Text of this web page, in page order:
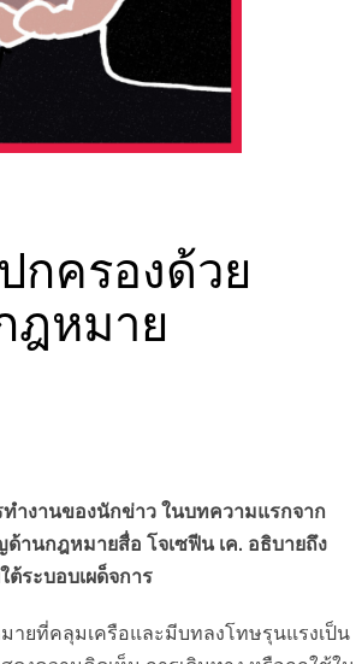
กครองด้วย
ฎหมาย
ำงานของนักข่าว ในบทความแรกจาก
านกฎหมายสื่อ โจเซฟีน เค. อธิบายถึง
ระบอบเผด็จการ
ายที่คลุมเครือและมีบทลงโทษรุนแรงเป็น